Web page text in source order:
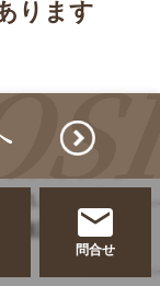
ります
施工業者が工事
れます。事前の
確認しておくと
問合せ